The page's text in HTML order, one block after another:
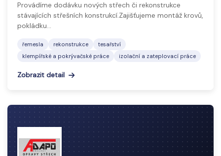
Provádíme dodávku nových střech či rekonstrukce
stávajících střešních konstrukcí.Zajišťujeme montáž krovů,
pokládku…
řemesla rekonstrukce
tesařství
klempířské a pokrývačské práce
izolační a zateplovací práce
Zobrazit detail